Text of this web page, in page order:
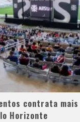
contrata mais
Horizonte